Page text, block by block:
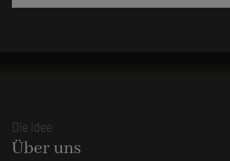
Die Idee
Über uns